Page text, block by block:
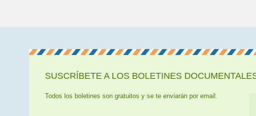
SUSCRÍBETE A LOS BOLETINES
Todos los boletines son gratuitos y se te enviarán por email.